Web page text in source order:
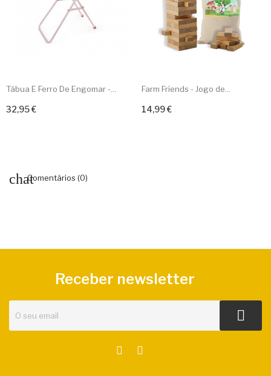
Tábua E Ferro De Engomar -...
32,95 €Adicionar ao carrinho
Farm Friends - Jogo de...
14,99 €Adicionar ao carrinho
Comentários (0)
Receber newsletter